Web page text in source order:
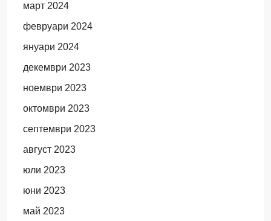
март 2024
февруари 2024
януари 2024
декември 2023
ноември 2023
октомври 2023
септември 2023
август 2023
юли 2023
юни 2023
май 2023